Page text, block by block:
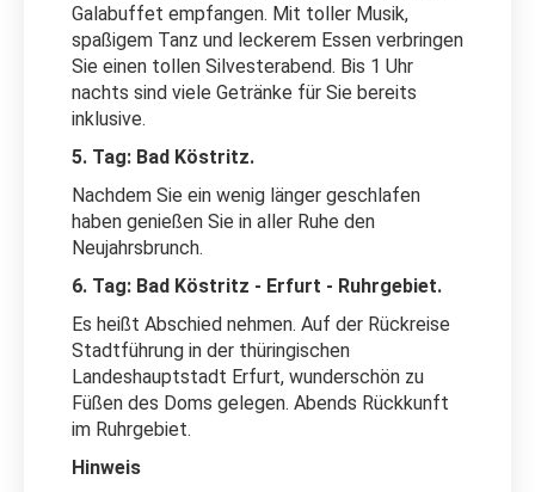
Galabuffet empfangen. Mit toller Musik,
spaßigem Tanz und leckerem Essen verbringen
Sie einen tollen Silvesterabend. Bis 1 Uhr
nachts sind viele Getränke für Sie bereits
inklusive.
5. Tag: Bad Köstritz.
Nachdem Sie ein wenig länger geschlafen
haben genießen Sie in aller Ruhe den
Neujahrsbrunch.
6. Tag: Bad Köstritz - Erfurt - Ruhrgebiet.
Es heißt Abschied nehmen. Auf der Rückreise
Stadtführung in der thüringischen
Landeshauptstadt Erfurt, wunderschön zu
Füßen des Doms gelegen. Abends Rückkunft
im Ruhrgebiet.
Hinweis